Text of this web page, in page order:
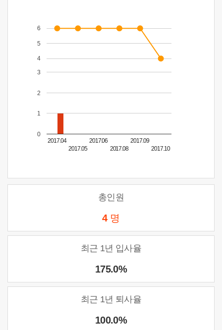
2017.04
2017.05
2017.06
2017.08
2017.09
2017.10
0
1
2
3
4
5
6
총인원
4 명
최근 1년 입사율
175.0%
최근 1년 퇴사율
100.0%